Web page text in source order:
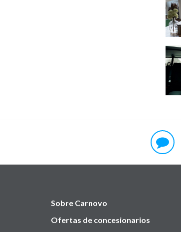
Sobre Carnovo
Ofertas de concesionarios